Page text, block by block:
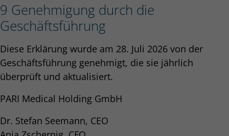
9 Genehmigung durch die
Geschäftsführung
Diese Erklärung wurde am 28. Juli 2026 von der
Geschäftsführung genehmigt, die sie jährlich
überprüft und aktualisiert.
PARI Medical Holding GmbH
Dr. Stefan Seemann, CEO